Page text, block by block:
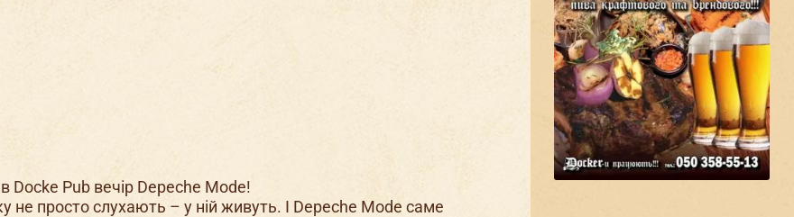
Docke Pub вечір Depeche Mode!
не просто слухають – у ній живуть. І Depeche Mode саме